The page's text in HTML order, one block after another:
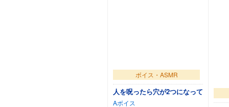
ボイス・ASMR
人を呪ったら穴が2つになって
Aボイス